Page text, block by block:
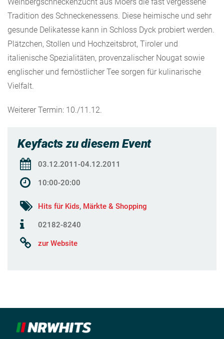
Tradition des Schneckenessens. Diese heimische und sehr
gesunde Delikatesse kann in Schloss Dyck probiert werden.
Plätzchen, Stollen und Hochzeitsbrot, Tiroler und
italienische Spezialitäten, provenzalischer Nougat sowie
englischer und fernöstlicher Tee sorgen für kulinarische
Vielfalt.
Weiterer Termin: 10./11.12.
Keyfacts zu diesem Event
03.12.2011-04.12.2011
10:00-20:00
Hits für Kids, Märkte & Shopping
02182-8240
zur Website